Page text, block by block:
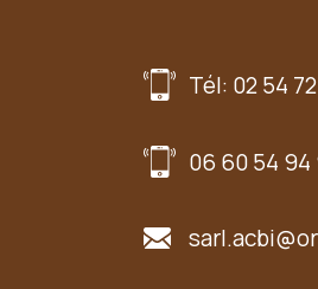
Tél: 02 54
06 60 54 94